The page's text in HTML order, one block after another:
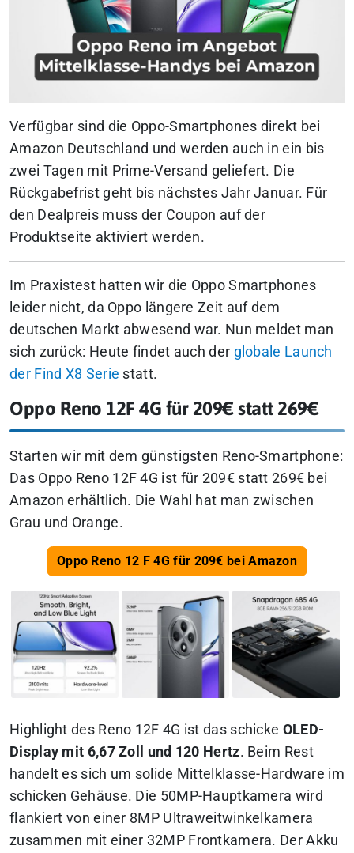
Verfügbar sind die Oppo-Smartphones direkt bei
Amazon Deutschland und werden auch in ein bis
zwei Tagen mit Prime-Versand geliefert. Die
Rückgabefrist geht bis nächstes Jahr Januar. Für
den Dealpreis muss der Coupon auf der
Produktseite aktiviert werden.
Im Praxistest hatten wir die Oppo Smartphones
leider nicht, da Oppo längere Zeit auf dem
deutschen Markt abwesend war. Nun meldet man
sich zurück: Heute findet auch der globale Launch
der Find X8 Serie statt.
Oppo Reno 12F 4G für 209€ statt 269€
Starten wir mit dem günstigsten Reno-Smartphone:
Das Oppo Reno 12F 4G ist für 209€ statt 269€ bei
Amazon erhältlich. Die Wahl hat man zwischen
Grau und Orange.
Oppo Reno 12 F 4G für 209€ bei Amazon
Highlight des Reno 12F 4G ist das schicke OLED-
Display mit 6,67 Zoll und 120 Hertz. Beim Rest
handelt es sich um solide Mittelklasse-Hardware im
schicken Gehäuse. Die 50MP-Hauptkamera wird
flankiert von einer 8MP Ultraweitwinkelkamera
zusammen mit einer 32MP Frontkamera. Der Akku